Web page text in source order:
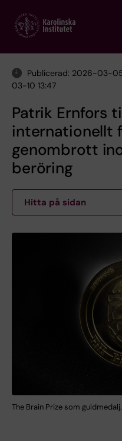
main
Publicerad: 2026-03-
03-10 13:47
Patrik Ernfors
internationellt
genombrott
beröring
Hitta på sidan
The Brain Prize som